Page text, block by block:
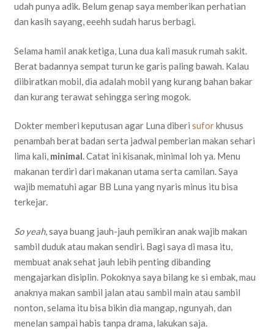
udah punya adik. Belum genap saya memberikan perhatian
dan kasih sayang, eeehh sudah harus berbagi.
Selama hamil anak ketiga, Luna dua kali masuk rumah sakit.
Berat badannya sempat turun ke garis paling bawah. Kalau
diibiratkan mobil, dia adalah mobil yang kurang bahan bakar
dan kurang terawat sehingga sering mogok.
Dokter memberi keputusan agar Luna diberi suforkhusus
penambah berat badan serta jadwal pemberian makan sehari
lima kali, minimal. Catat ini kisanak, minimal loh ya. Menu
makanan terdiri dari makanan utama serta camilan. Saya
wajib mematuhi agar BB Luna yang nyaris minus itu bisa
terkejar.
So yeah, saya buang jauh-jauh pemikiran anak wajib makan
sambil duduk atau makan sendiri. Bagi saya di masa itu,
membuat anak sehat jauh lebih penting dibanding
mengajarkan disiplin. Pokoknya saya bilang ke si embak, mau
anaknya makan sambil jalan atau sambil main atau sambil
nonton, selama itu bisa bikin dia mangap, ngunyah, dan
menelan sampai habis tanpa drama, lakukan saja.